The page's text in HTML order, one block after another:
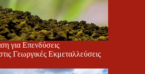
για Επενδύσεις
Γεωργικές Εκμεταλλεύσεις